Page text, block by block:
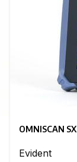
OMNISCAN SX
Evident